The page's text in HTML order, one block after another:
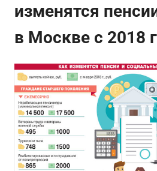
изменятся
в Москве с 2018